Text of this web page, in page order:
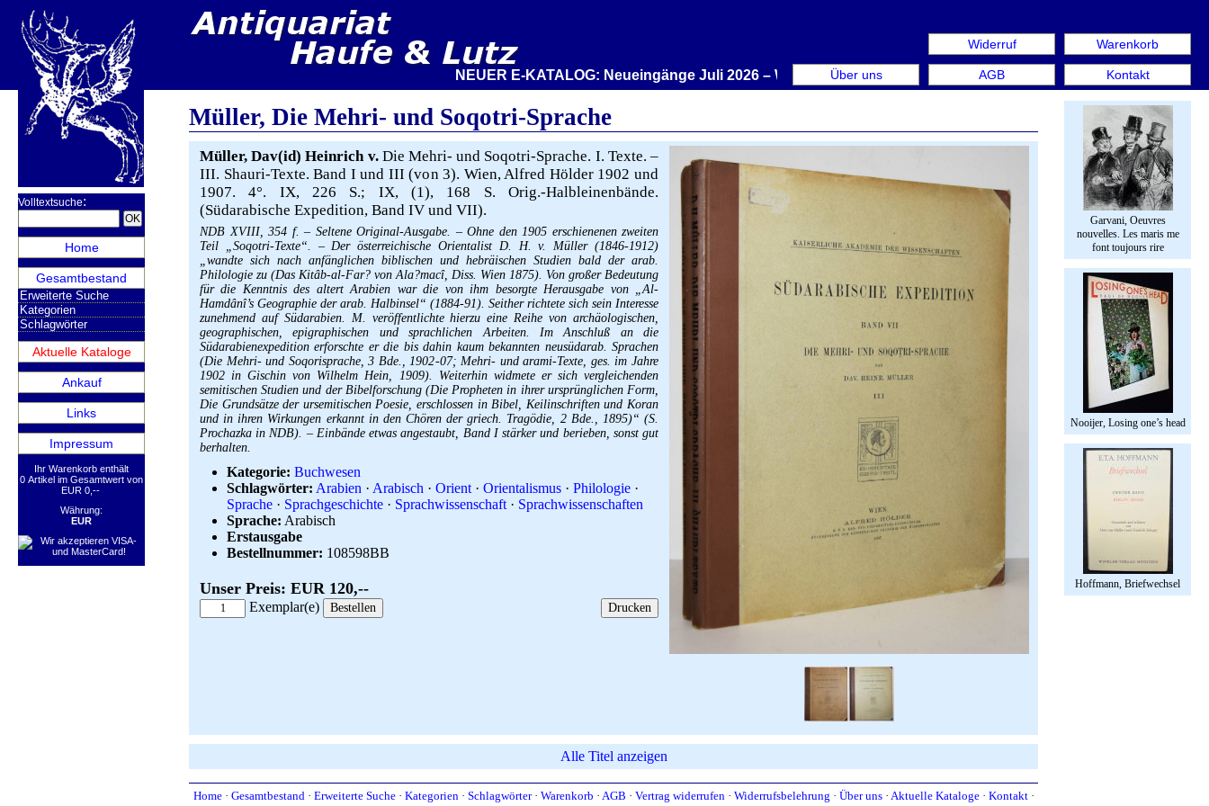
Warenkorb
Kontakt
Widerruf
AGB
Über uns
NEUER E-KATALOG: Neueingänge Juli 2026 – Wir stellen aus: Rare Book Week Berlin. Internationale Messe
Volltextsuche:
Home
Gesamtbestand
Erweiterte Suche
Kategorien
Schlagwörter
Aktuelle Kataloge
Ankauf
Links
Impressum
Ihr Warenkorb enthält
0 Artikel im Gesamtwert von
EUR 0,--
Währung:
EUR
Garvani, Oeuvres
nouvelles. Les maris me
font toujours rire
Nooijer, Losing one’s head
Hoffmann, Briefwechsel
Müller, Die Mehri- und Soqotri-Sprache
Müller, Dav(id) Heinrich v.Die Mehri- und Soqotri-Sprache. I. Texte. –
III. Shauri-Texte. Band I und III (von 3). Wien, Alfred Hölder 1902 und
1907. 4°. IX, 226 S.; IX, (1), 168 S. Orig.-Halbleinenbände.
(Südarabische Expedition, Band IV und VII).
NDB XVIII, 354 f. – Seltene Original-Ausgabe. – Ohne den 1905 erschienenen zweiten
Teil „Soqotri-Texte“. – Der österreichische Orientalist D. H. v. Müller (1846-1912)
„wandte sich nach anfänglichen biblischen und hebräischen Studien bald der arab.
Philologie zu (Das Kitâb-al-Far? von Ala?macî, Diss. Wien 1875). Von großer Bedeutung
für die Kenntnis des altert Arabien war die von ihm besorgte Herausgabe von „Al-
Hamdânî’s Geographie der arab. Halbinsel“ (1884-91). Seither richtete sich sein Interesse
zunehmend auf Südarabien. M. veröffentlichte hierzu eine Reihe von archäologischen,
geographischen, epigraphischen und sprachlichen Arbeiten. Im Anschluß an die
Südarabienexpedition erforschte er die bis dahin kaum bekannten neusüdarab. Sprachen
(Die Mehri- und Soqorisprache, 3 Bde., 1902-07; Mehri- und arami-Texte, ges. im Jahre
1902 in Gischin von Wilhelm Hein, 1909). Weiterhin widmete er sich vergleichenden
semitischen Studien und der Bibelforschung (Die Propheten in ihrer ursprünglichen Form,
Die Grundsätze der ursemitischen Poesie, erschlossen in Bibel, Keilinschriften und Koran
und in ihren Wirkungen erkannt in den Chören der griech. Tragödie, 2 Bde., 1895)“ (S.
Prochazka in NDB). – Einbände etwas angestaubt, Band I stärker und berieben, sonst gut
berhalten.
Kategorie: Buchwesen
Schlagwörter: Arabien · Arabisch · Orient · Orientalismus · Philologie ·
Sprache · Sprachgeschichte · Sprachwissenschaft · Sprachwissenschaften
Sprache: Arabisch
Erstausgabe
Bestellnummer: 108598BB
Unser Preis: EUR 120,--
Exemplar(e)
Alle Titel anzeigen
Home· Gesamtbestand· Erweiterte Suche· Kategorien· Schlagwörter· Warenkorb · AGB · Vertrag widerrufen· Widerrufsbelehrung · Über uns· Aktuelle Kataloge· Kontakt·